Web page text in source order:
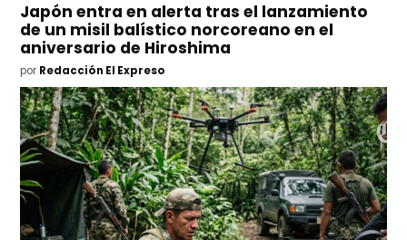
Japón entra en alerta tras el lanzamiento
de un misil balístico norcoreano en el
aniversario de Hiroshima
por Redacción El Expreso